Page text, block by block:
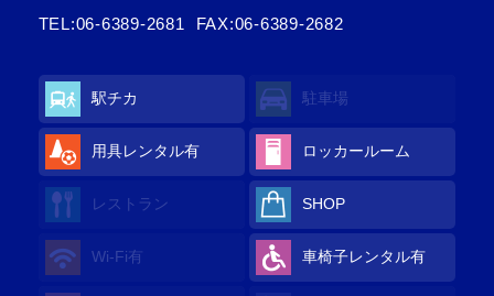
TEL:06-6389-2681 FAX:06-6389-2682
駅チカ 駐車場
用具レンタル有 ロッカールーム
レストラン SHOP
Wi-Fi有 車椅子レンタル有